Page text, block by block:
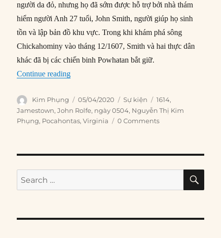
người da đỏ, nhưng họ đã sớm được hỗ trợ bởi nhà thám
hiểm người Anh 27 tuổi, John Smith, người giúp họ sinh
tồn và lập bản đồ khu vực. Trong khi khám phá sông
Chickahominy vào tháng 12/1607, Smith và hai thực dân
khác đã bị các chiến binh Powhatan bắt giữ.
Continue reading“05/04/1614: Pocahontas kết hôn với John
Author
Kim Phụng
Posted
on
05/04/2020 Categories
Sự kiện Tags
1614,
Jamestown,John Rolfe, ngày 0504, Nguyễn Thị Kim
Phụng, Pocahontas,Virginia 0 Comments
Search
for: